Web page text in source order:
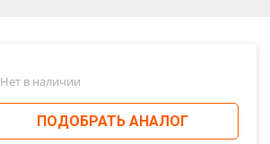
Нет в наличии
ПОДОБРАТЬ АНАЛОГ